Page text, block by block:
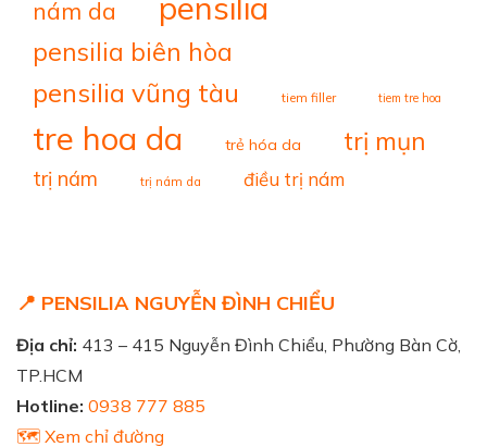
nám da pensilia
pensilia biên hòa
pensilia vũng tàu tiem filler tiem tre hoa
tre hoa da trẻ hóa da trị mụn
trị nám trị nám da điều trị nám
📍 PENSILIA NGUYỄN ĐÌNH CHIỂU
Địa chỉ: 413 – 415 Nguyễn Đình Chiểu, Phường Bàn Cờ,
TP.HCM
Hotline: 0938 777 885
🗺️ Xem chỉ đường